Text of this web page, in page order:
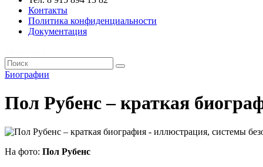
Контакты
Политика конфиденциальности
Документация
Биографии
Пол Рубенс – краткая
На фото: Пол Рубенс